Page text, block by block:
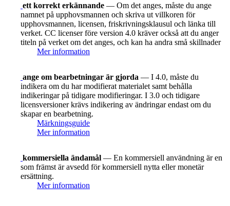
ett korrekt erkännande — Om det anges, måste du ange
namnet på upphovsmannen och skriva ut villkoren för
upphovsmannen, licensen, friskrivningsklausul och länka till
verket. CC licenser före version 4.0 kräver också att du anger
titeln på verket om det anges, och kan ha andra små skillnader
Mer information
ange om bearbetningar är gjorda — I 4.0, måste du
indikera om du har modifierat materialet samt behålla
indikeringar på tidigare modifieringar. I 3.0 och tidigare
licensversioner krävs indikering av ändringar endast om du
skapar en bearbetning.
Märkningsguide
Mer information
kommersiella ändamål — En kommersiell användning är en
som främst är avsedd för kommersiell nytta eller monetär
ersättning.
Mer information